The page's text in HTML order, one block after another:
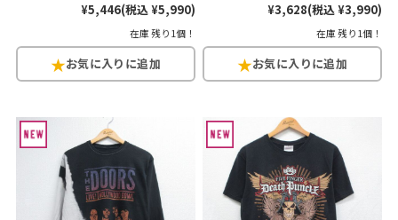
¥5,446(税込 ¥5,990)
在庫 残り1個！
¥3,628(税込 ¥3,990)
在庫 残り1個！